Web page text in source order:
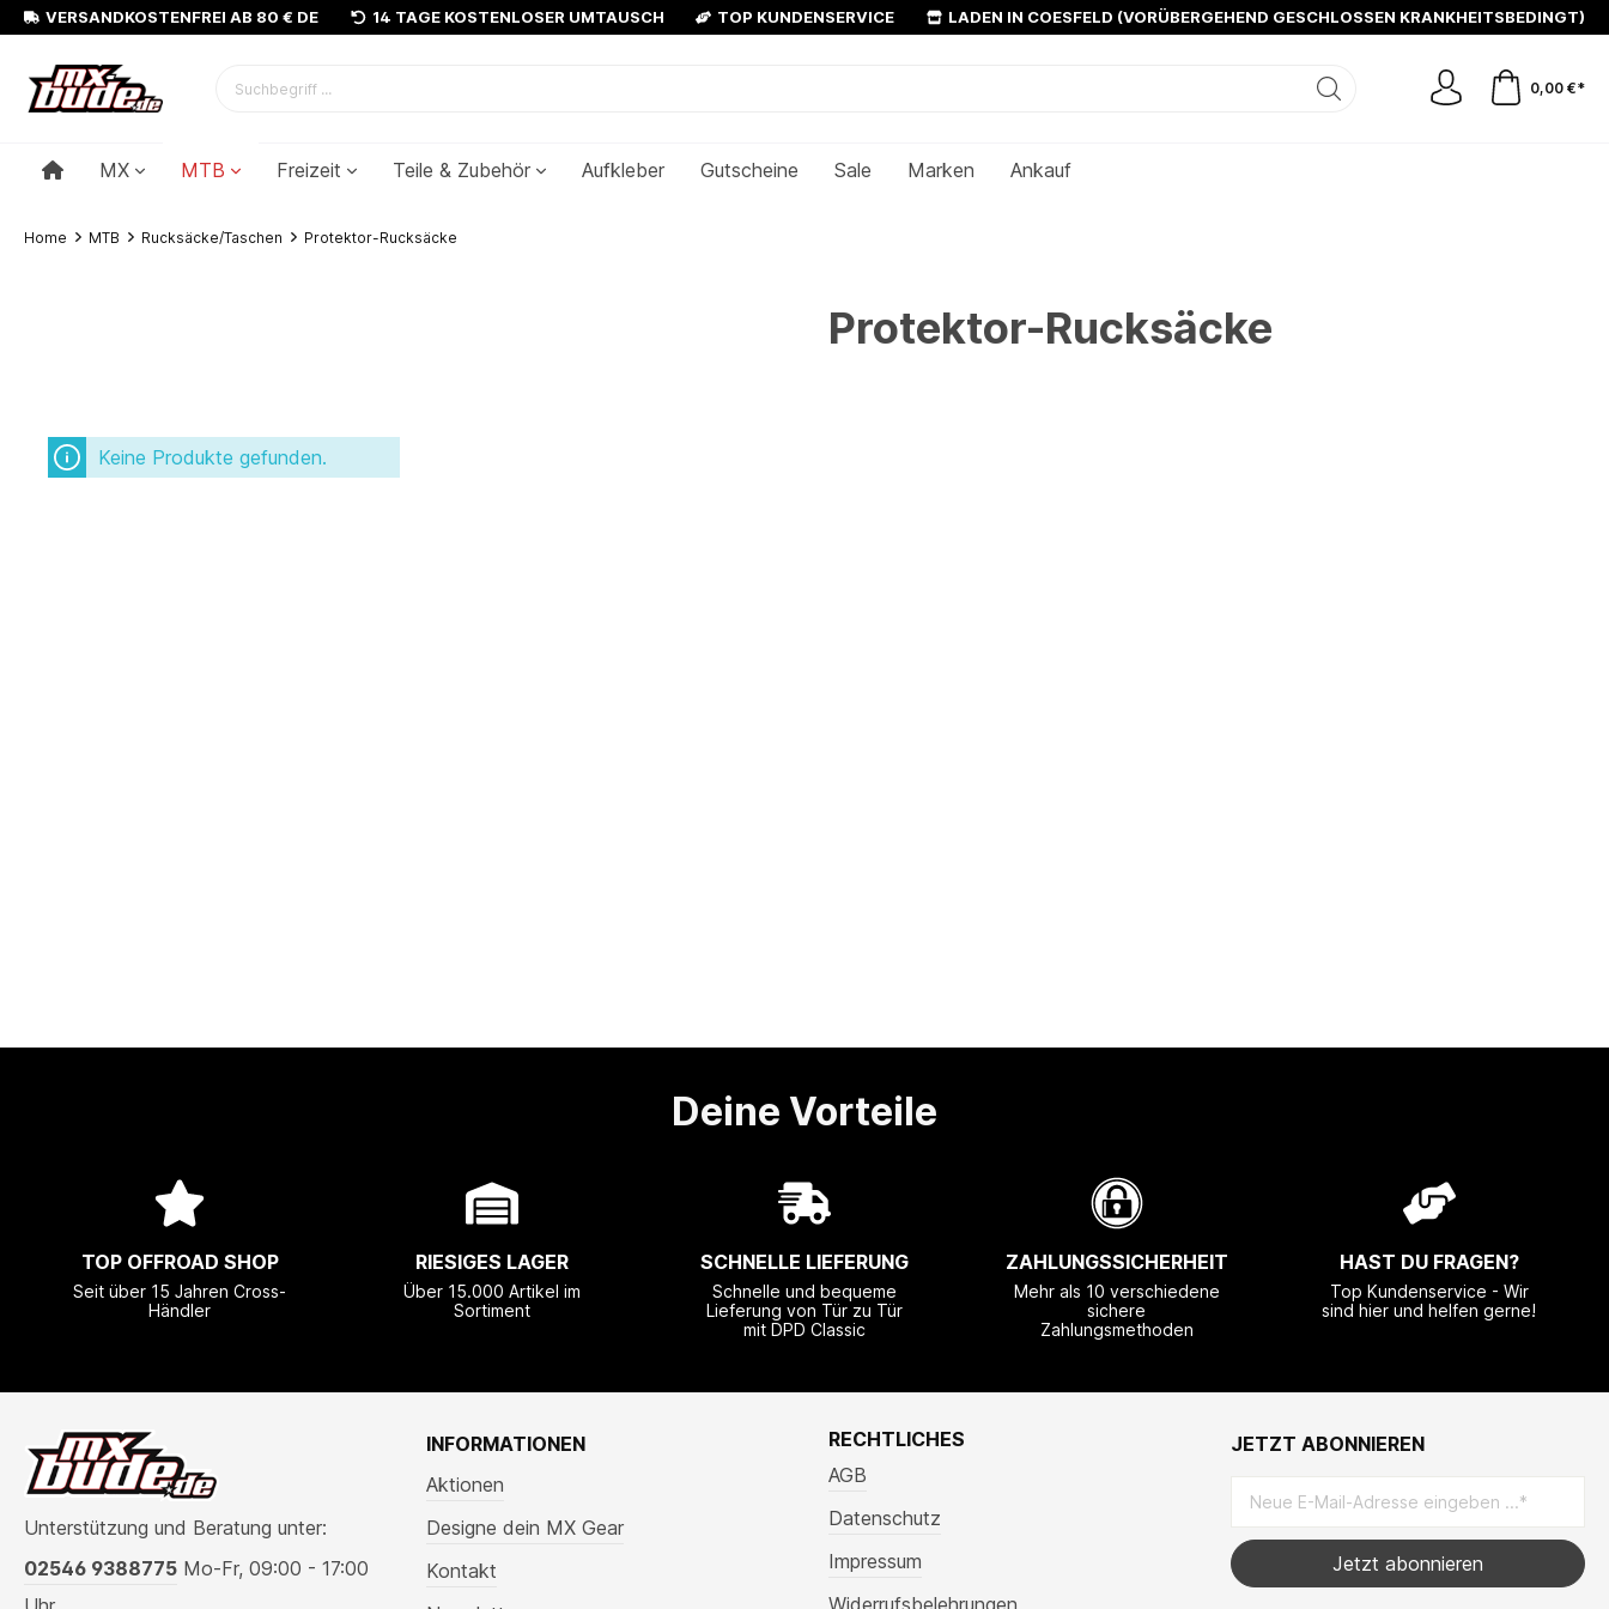
VERSANDKOSTENFREI AB 80 € DE 14 TAGE KOSTENLOSER UMTAUSCH TOP KUNDENSERVICE LADEN IN COESFELD (VORÜBERGEHEND GESCHLOSSEN KRANKHEITSBEDINGT)
0,00 €*
MX MTB Freizeit Teile & Zubehör Aufkleber Gutscheine Sale Marken Ankauf
Home MTB Rucksäcke/Taschen Protektor-Rucksäcke
Protektor-Rucksäcke
Keine Produkte gefunden.
Deine Vorteile
TOP OFFROAD SHOP
Seit über 15 Jahren Cross-
Händler
RIESIGES LAGER
Über 15.000 Artikel im
Sortiment
SCHNELLE LIEFERUNG
Schnelle und bequeme
Lieferung von Tür zu Tür
mit DPD Classic
ZAHLUNGSSICHERHEIT
Mehr als 10 verschiedene
sichere
Zahlungsmethoden
HAST DU FRAGEN?
Top Kundenservice - Wir
sind hier und helfen gerne!
Unterstützung und Beratung unter:
02546 9388775 Mo-Fr, 09:00 - 17:00
INFORMATIONEN
Aktionen
Designe dein MX Gear
Kontakt
RECHTLICHES
AGB
Datenschutz
Impressum
Widerrufsbelehrungen
JETZT ABONNIEREN
Jetzt abonnieren